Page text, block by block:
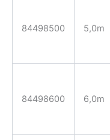
84498500 5,0m
84498600 6,0m